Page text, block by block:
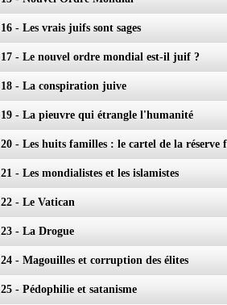
16 - Les vrais juifs sont sages
17 - Le nouvel ordre mondial est-il juif ?
18 - La conspiration juive
19 - La pieuvre qui étrangle l'humanité
20 - Les huits familles : le cartel de la réserve
21 - Les mondialistes et les islamistes
22 - Le Vatican
23 - La Drogue
24 - Magouilles et corruption des élites
25 - Pédophilie et satanisme